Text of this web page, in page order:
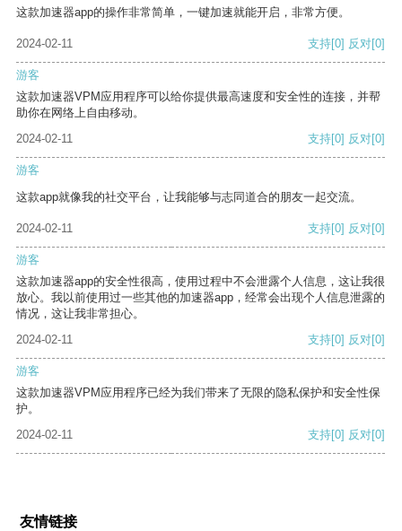
这款加速器app的操作非常简单，一键加速就能开启，非常方便。
2024-02-11 支持[0] 反对[0]
游客
这款加速器VPM应用程序可以给你提供最高速度和安全性的连接，并帮
助你在网络上自由移动。
2024-02-11
支持[0] 反对[0]
游客
这款app就像我的社交平台，让我能够与志同道合的朋友一起交流。
2024-02-11 支持[0] 反对[0]
游客
这款加速器app的安全性很高，使用过程中不会泄露个人信息，这让我很
放心。我以前使用过一些其他的加速器app，经常会出现个人信息泄露的
情况，这让我非常担心。
2024-02-11
支持[0] 反对[0]
游客
这款加速器VPM应用程序已经为我们带来了无限的隐私保护和安全性保
护。
2024-02-11
支持[0] 反对[0]
友情链接